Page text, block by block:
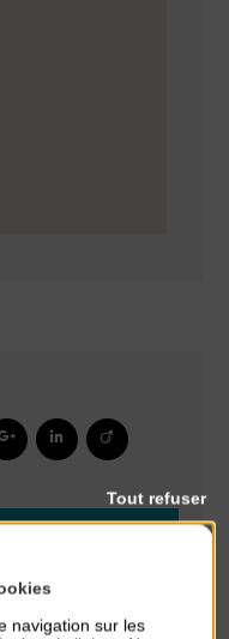
navigation sur les
Tout refuser